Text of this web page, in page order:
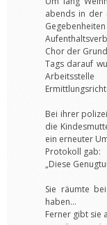
abends in der
Chor der
Tags darauf
Bei ihrer
die
ein erneuter
Protokoll gab:
„Diese
Sie räumte
haben…
Ferner gibt sie